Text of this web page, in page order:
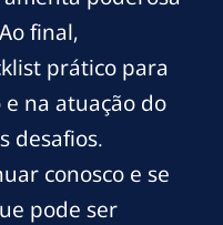
final,
prático para
na atuação do
desafios.
conosco e se
pode ser